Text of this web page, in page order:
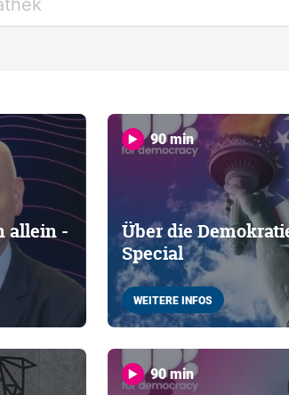
allein -
90 min
Über die
Special
WEITERE INFOS
90 min